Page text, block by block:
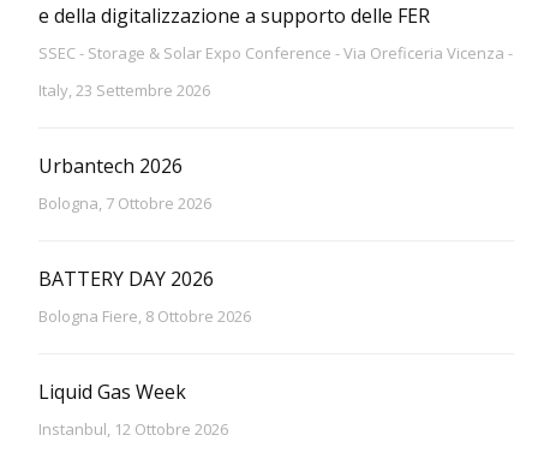
e della digitalizzazione a supporto delle FER
SSEC - Storage & Solar Expo Conference - Via Oreficeria Vicenza -
Italy, 23 Settembre 2026
Urbantech 2026
Bologna, 7 Ottobre 2026
BATTERY DAY 2026
Bologna Fiere, 8 Ottobre 2026
Liquid Gas Week
Instanbul, 12 Ottobre 2026